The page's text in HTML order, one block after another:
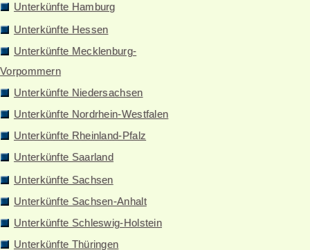
Unterkünfte Hamburg
Unterkünfte Hessen
Unterkünfte Mecklenburg-
Vorpommern
Unterkünfte Niedersachsen
Unterkünfte Nordrhein-Westfalen
Unterkünfte Rheinland-Pfalz
Unterkünfte Saarland
Unterkünfte Sachsen
Unterkünfte Sachsen-Anhalt
Unterkünfte Schleswig-Holstein
Unterkünfte Thüringen